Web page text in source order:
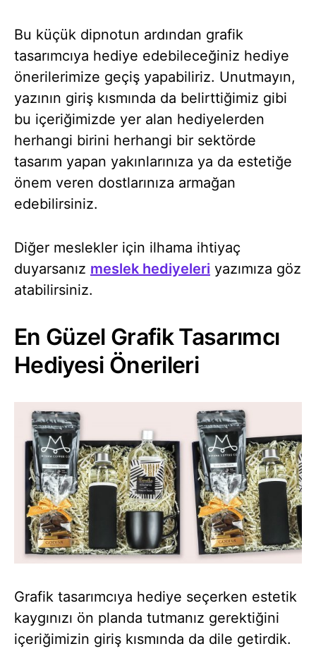
Bu küçük dipnotun ardından grafik
tasarımcıya hediye edebileceğiniz hediye
önerilerimize geçiş yapabiliriz. Unutmayın,
yazının giriş kısmında da belirttiğimiz gibi
bu içeriğimizde yer alan hediyelerden
herhangi birini herhangi bir sektörde
tasarım yapan yakınlarınıza ya da estetiğe
önem veren dostlarınıza armağan
edebilirsiniz.
Diğer meslekler için ilhama ihtiyaç
duyarsanız meslek hediyeleri yazımıza göz
atabilirsiniz.
En Güzel Grafik Tasarımcı
Hediyesi Önerileri
Grafik tasarımcıya hediye seçerken estetik
kaygınızı ön planda tutmanız gerektiğini
içeriğimizin giriş kısmında da dile getirdik.